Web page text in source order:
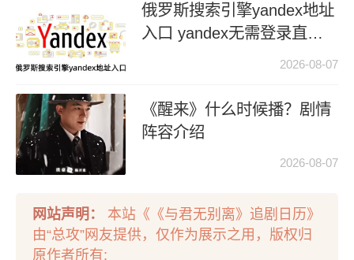
俄罗斯搜索引擎yandex地址
入口 yandex无需登录直接
2026-08-07
《醒来》什么时候播？剧情
阵容介绍
2026-08-07
网站声明：
本站《《与君无别离》追剧日历》
由“总攻”网友提供，仅作为展示之用，版权归
原作者所有;